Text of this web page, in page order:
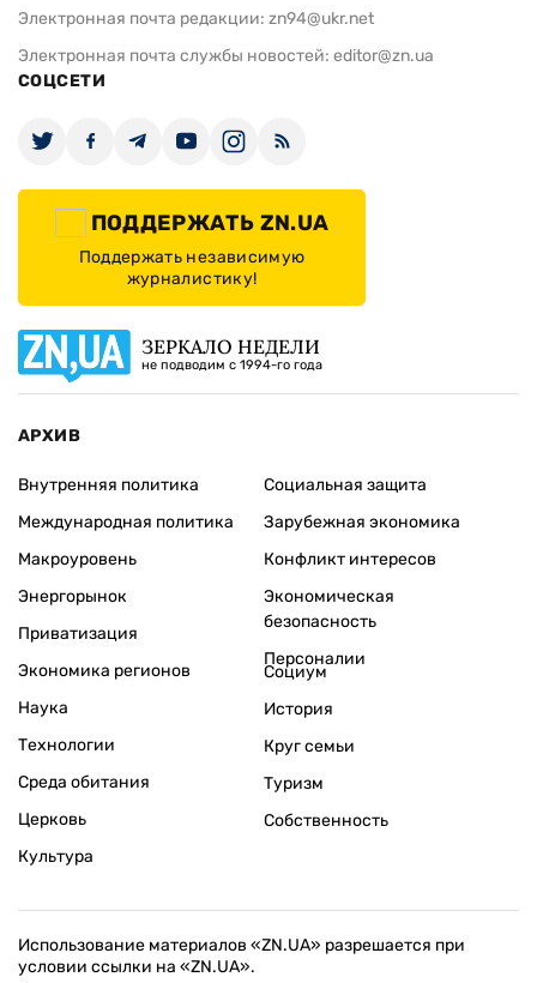
Электронная почта редакции: zn94@ukr.net
Электронная почта службы новостей: editor@zn.ua
СОЦСЕТИ
ПОДДЕРЖАТЬ ZN.UA
Поддержать независимую
журналистику!
ЗЕРКАЛО НЕДЕЛИ
не подводим с 1994-го года
АРХИВ
Внутренняя политика
Международная политика
Макроуровень
Энергорынок
Приватизация
Экономика регионов
Социальная защита
Зарубежная экономика
Конфликт интересов
Экономическая
безопасность
Персоналии
Наука
Технологии
Среда обитания
Церковь
Культура
Социум
История
Круг семьи
Туризм
Собственность
Использование материалов «ZN.UA» разрешается при
условии ссылки на «ZN.UA».